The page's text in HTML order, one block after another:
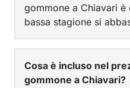
gommone a Chiavari
bassa stagione si
Cosa è incluso nel
gommone a Chiavari?